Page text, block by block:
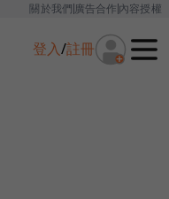
關於我們廣告合作內容授權
登入/註冊